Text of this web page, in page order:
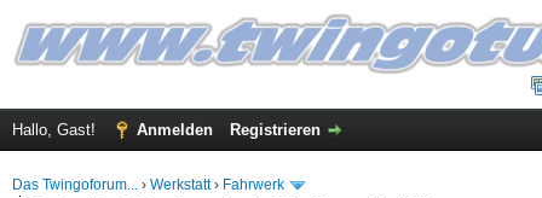
Hallo, Gast! Anmelden Registrieren
Das Twingoforum... › Werkstatt› Fahrwerk